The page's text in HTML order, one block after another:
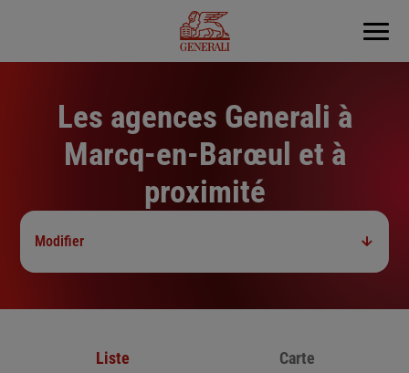
Menu
Les agences Generali à
Marcq-en-Barœul et à
proximité
Modifier
Liste Carte